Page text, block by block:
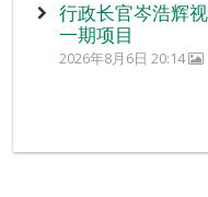
行政长官岑浩辉
一期项目
2026年8月6日 20:14